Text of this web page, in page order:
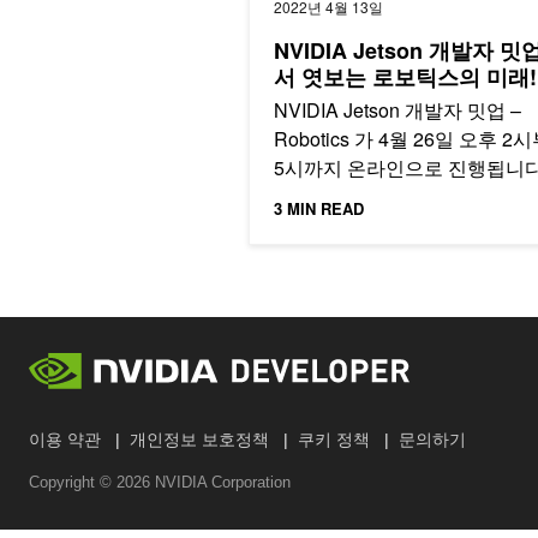
2022년 4월 13일
NVIDIA Jetson 개발자 밋
서 엿보는 로보틱스의 미래!
NVIDIA Jetson 개발자 밋업 –
Robotics 가 4월 26일 오후 2시
5시까지 온라인으로 진행됩니
3 MIN READ
이용 약관 개인정보 보호정책 쿠키 정책 문의하기
Copyright © 2026 NVIDIA Corporation